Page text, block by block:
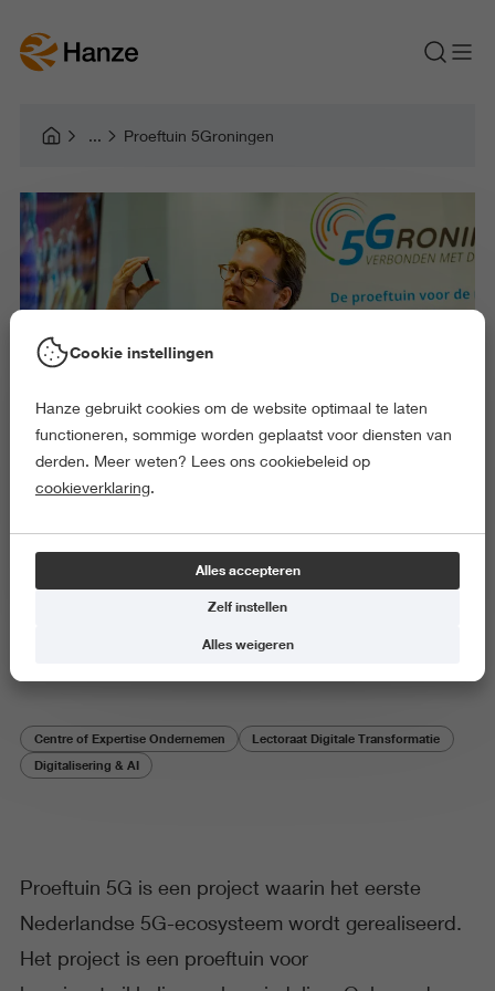
Proeftuin 5Groningen
Proeftuin 5Groningen
Onderzoeksproject
Centre of Expertise Ondernemen
Lectoraat Digitale Transformatie
Digitalisering & AI
Proeftuin 5G is een project waarin het eerste
Nederlandse 5G-ecosysteem wordt gerealiseerd.
Het project is een proeftuin voor
Cookie instellingen
Hanze gebruikt cookies om de website optimaal te laten
functioneren, sommige worden geplaatst voor diensten van
derden. Meer weten? Lees ons cookiebeleid op
cookieverklaring.
Alles accepteren
Zelf instellen
Alles weigeren